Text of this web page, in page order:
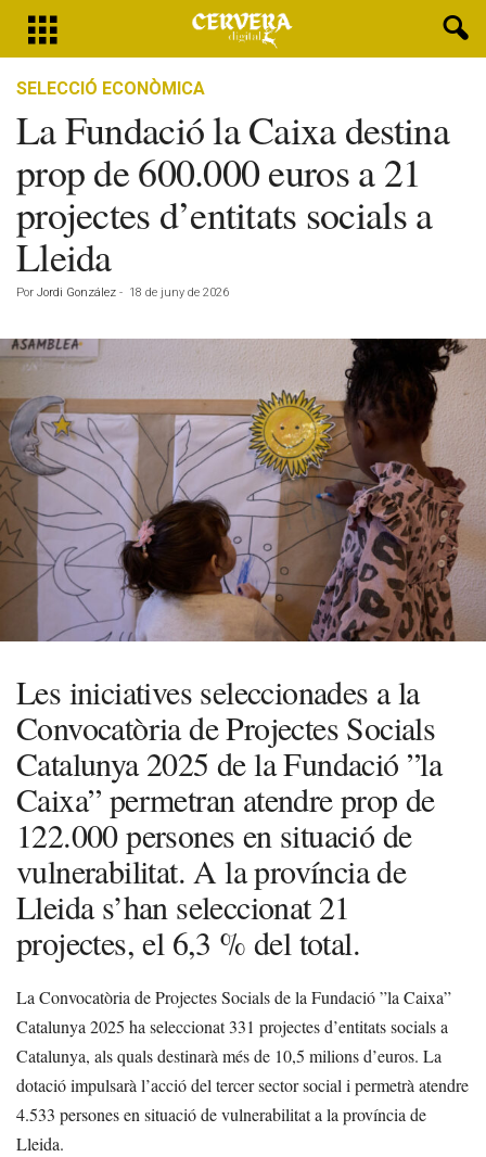
SELECCIÓ ECONÒMICA
La Fundació la Caixa destina
prop de 600.000 euros a 21
projectes d’entitats socials a
Lleida
Por Jordi González - 18 de juny de 2026
Les iniciatives seleccionades a la
Convocatòria de Projectes Socials
Catalunya 2025 de la Fundació ”la
Caixa” permetran atendre prop de
122.000 persones en situació de
vulnerabilitat. A la província de
Lleida s’han seleccionat 21
projectes, el 6,3 % del total.
La Convocatòria de Projectes Socials de la Fundació ”la Caixa”
Catalunya 2025 ha seleccionat 331 projectes d’entitats socials a
Catalunya, als quals destinarà més de 10,5 milions d’euros. La
dotació impulsarà l’acció del tercer sector social i permetrà atendre
4.533 persones en situació de vulnerabilitat a la província de
Lleida.